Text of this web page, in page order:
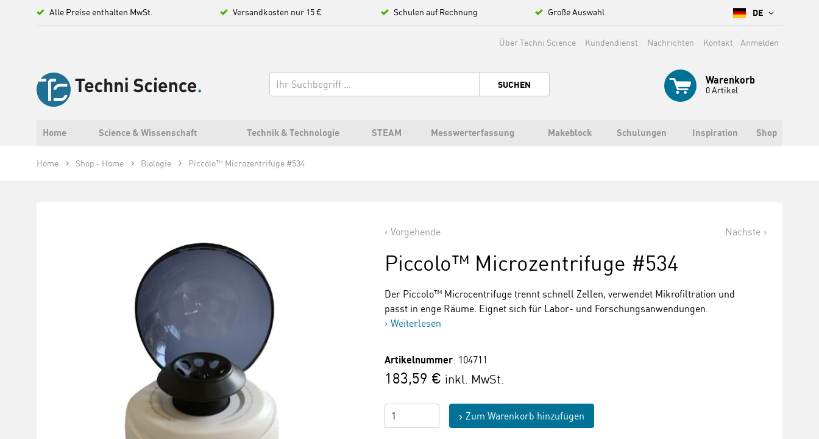
Alle Preise enthalten MwSt. Versandkosten nur 15 € Schulen auf Rechnung Große Auswahl DE
Anmelden
Über Techni Science Kundendienst Nachrichten Kontakt
Warenkorb
0Artikel
SUCHEN
Home Science & Wissenschaft Technik & Technologie STEAM Messwerterfassung Makeblock Schulungen Inspiration Shop
Home Shop - Home Biologie Piccolo™ Microzentrifuge #534
Vorgehende Nächste
Piccolo™ Microzentrifuge #534
Der Piccolo™ Microcentrifuge trennt schnell Zellen, verwendet Mikrofiltration und
passt in enge Räume. Eignet sich für Labor- und Forschungsanwendungen.
Weiterlesen
Artikelnummer: 104711
183,59 € inkl. MwSt.
Zum Warenkorb hinzufügen